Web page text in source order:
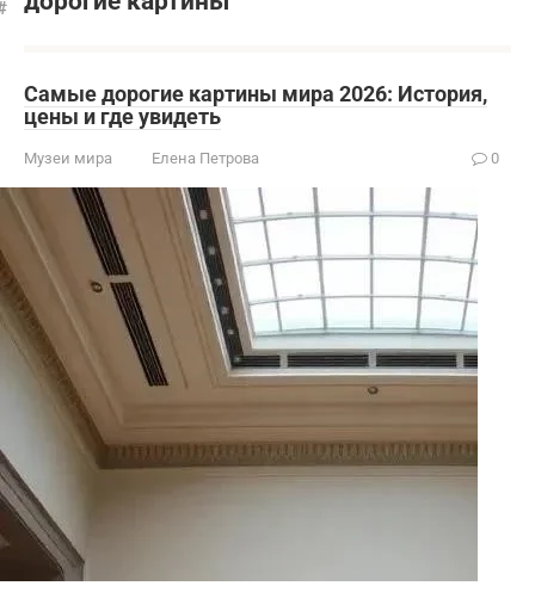
Самые дорогие картины мира 2026: История,
цены и где увидеть
Музеи мира Елена Петрова 0